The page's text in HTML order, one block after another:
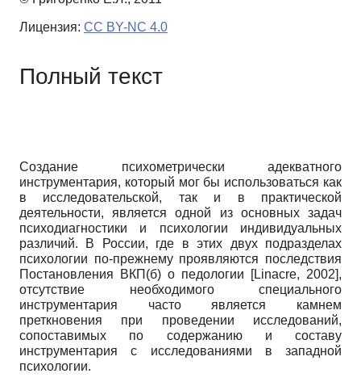
Лицензия: CC BY-NC 4.0
Полный текст
Создание психометрически адекватного
инструментария, который мог бы использоваться как
в исследовательской, так и в практической
деятельности, является одной из основных задач
психодиагностики и психологии индивидуальных
различий. В России, где в этих двух подразделах
психологии по-прежнему проявляются последствия
Постановления ВКП(б) о педологии
[Linacre, 2002],
отсутствие необходимого специального
инструментария часто является камнем
преткновения при проведении исследований,
сопоставимых по содержанию и составу
инструментария с исследованиями в западной
психологии.